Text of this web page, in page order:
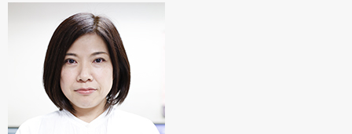
採用情報
パートナーシップ
お問い合わせ